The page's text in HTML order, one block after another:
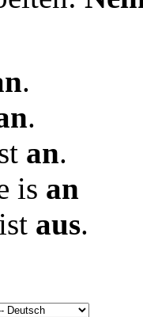
.
.
an.
is an
aus.